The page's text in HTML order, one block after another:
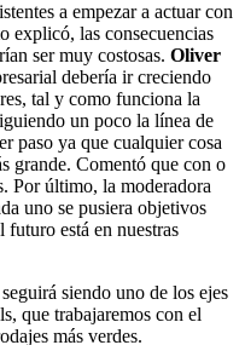
a empezar a actuar con
explicó, las consecuencias
ser muy costosas. Oliver
debería ir creciendo
tal y como funciona la
un poco la línea de
paso ya que cualquier cosa
grande. Comentó que con o
Por último, la moderadora
uno se pusiera objetivos
está en nuestras
siendo uno de los ejes
que trabajaremos con el
más verdes.